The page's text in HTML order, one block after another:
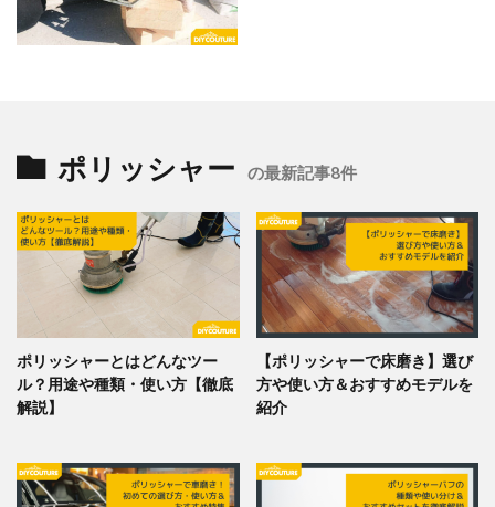
ポリッシャー の最新記事8件
ポリッシャーとはどんなツー
ル？用途や種類・使い方【徹底
解説】
【ポリッシャーで床磨き】選び
方や使い方＆おすすめモデルを
紹介